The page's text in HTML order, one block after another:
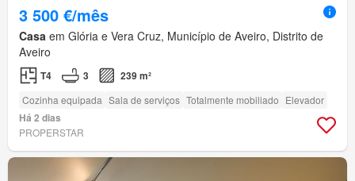
3 500 €/mês
Casa em Glória e Vera Cruz, Município de Aveiro, Distrito de
Aveiro
T4 3 239 m²
Cozinha equipada Sala de serviços Totalmente mobiliado Elevador
Há 2 dias
PROPERSTAR